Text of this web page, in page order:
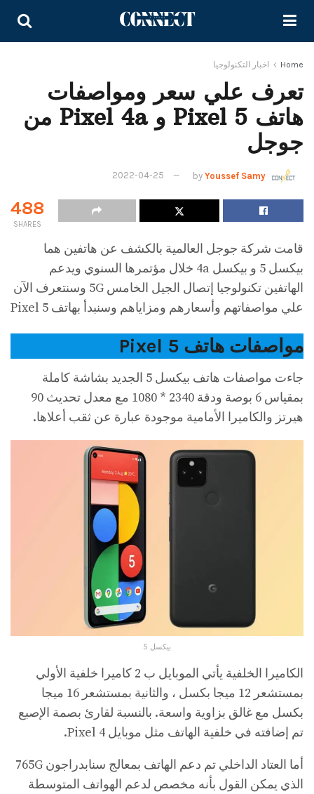
Home اخبار التكنولوجيا
تعرف علي سعر ومواصفات
هاتف Pixel 5 و Pixel 4a من
جوجل
by Youssef Samy
2022-04-25
488
SHARES
قامت شركة جوجل العالمية بالكشف عن هاتفين هما
بيكسل 5 و بيكسل 4a خلال مؤتمرها السنوي ويدعم
الهاتفين تكنولوجيا إتصال الجيل الخامس 5G وسنتعرف الآن
علي مواصفاتهم وأسعارهم ومزاياهم وسنبدأ بهاتف Pixel 5
مواصفات هاتف Pixel 5
جاءت مواصفات هاتف بيكسل 5 الجديد بشاشة كاملة
بمقياس 6 بوصة ودقة 2340 * 1080 مع معدل تحديث 90
هيرتز والكاميرا الأمامية موجودة عبارة عن ثقب أعلاها.
بيكسل 5
الكاميرا الخلفية يأتي الموبايل ب 2 كاميرا خلفية الأولي
بمستشعر 12 ميجا بكسل ، والثانية بمستشعر 16 ميجا
بكسل مع غالق بزاوية واسعة. بالنسبة لقارئ بصمة الإصبع
تم إضافته في خلفية الهاتف مثل موبايل Pixel 4.
أما العتاد الداخلي تم دعم الهاتف بمعالج سنابدراجون 765G
الذي يمكن القول بأنه مخصص لدعم الهواتف المتوسطة